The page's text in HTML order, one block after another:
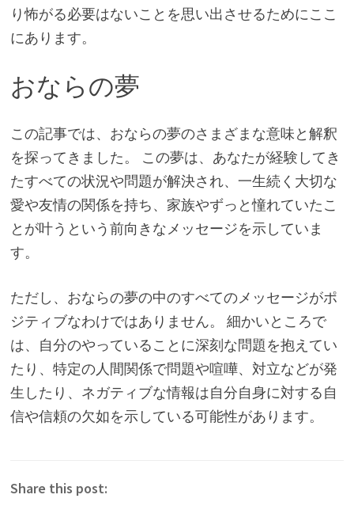
り怖がる必要はないことを思い出させるためにここ
にあります。
おならの夢
この記事では、おならの夢のさまざまな意味と解釈
を探ってきました。 この夢は、あなたが経験してき
たすべての状況や問題が解決され、一生続く大切な
愛や友情の関係を持ち、家族やずっと憧れていたこ
とが叶うという前向きなメッセージを示していま
す。
ただし、おならの夢の中のすべてのメッセージがポ
ジティブなわけではありません。 細かいところで
は、自分のやっていることに深刻な問題を抱えてい
たり、特定の人間関係で問題や喧嘩、対立などが発
生したり、ネガティブな情報は自分自身に対する自
信や信頼の欠如を示している可能性があります。
Share this post: